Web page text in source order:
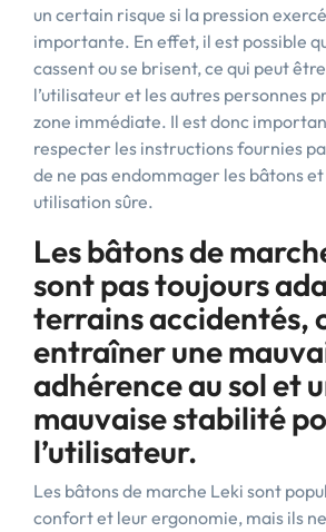
un certain risque si la pression
importante. En effet, il est possible
cassent ou se brisent, ce qui peut
l’utilisateur et les autres personnes
zone immédiate. Il est donc
respecter les instructions fournies
de ne pas endommager les bâtons
utilisation sûre.
Les bâtons de
sont pas toujours
terrains accidentés,
entraîner une
adhérence au sol et
mauvaise stabilité
l’utilisateur.
Les bâtons de marche Leki sont
confort et leur ergonomie, mais ils